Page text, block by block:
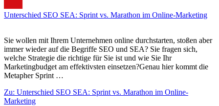
Unterschied SEO SEA: Sprint vs. Marathon im Online-Marketing
Sie wollen mit Ihrem Unternehmen online durchstarten, stoßen aber
immer wieder auf die Begriffe SEO und SEA? Sie fragen sich,
welche Strategie die richtige für Sie ist und wie Sie Ihr
Marketingbudget am effektivsten einsetzen?Genau hier kommt die
Metapher Sprint …
Zu: Unterschied SEO SEA: Sprint vs. Marathon im Online-
Marketing